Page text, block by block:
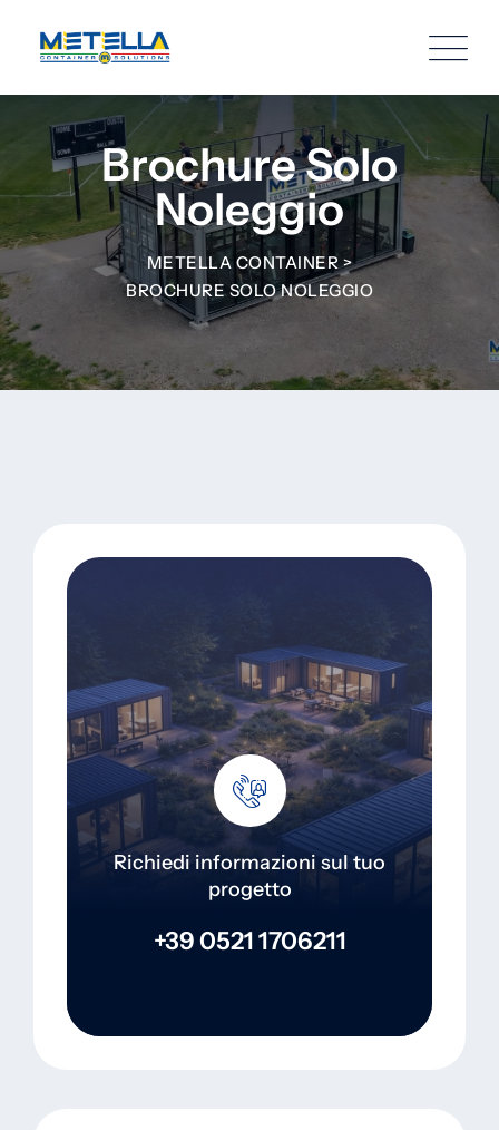
Brochure Solo
Noleggio
METELLA CONTAINER>
BROCHURE SOLO NOLEGGIO
Richiedi informazioni sul tuo
progetto
+39 0521 1706211